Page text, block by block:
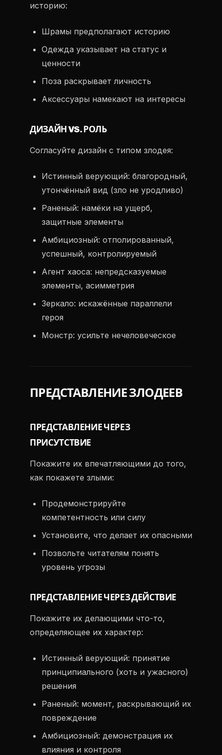
историю:
Шрамы предполагают историю
Одежда указывает на статус и
ценности
Поза раскрывает личность
Аксессуары намекают на интересы
ДИЗАЙН VS. РОЛЬ
Согласуйте дизайн с типом злодея:
Истинный верующий: благородный,
утончённый вид (зло не уродливо)
Раненый: намёки на ущерб,
защитные элементы
Амбициозный: отполированный,
успешный, контролируемый
Агент хаоса: непредсказуемые
элементы, асимметрия
Зеркало: искажённые параллели
героя
Монстр: усильте нечеловеческое
ПРЕДСТАВЛЕНИЕ ЗЛОДЕЕВ
ПРЕДСТАВЛЕНИЕ ЧЕРЕЗ
ПРИСУТСТВИЕ
Покажите их впечатляющими до того,
как покажете злыми:
Продемонстрируйте
компетентность или силу
Установите, что делает их опасными
Позвольте читателям понять
уровень угрозы
ПРЕДСТАВЛЕНИЕ ЧЕРЕЗ ДЕЙСТВИЕ
Покажите их делающими что-то,
определяющее их характер:
Истинный верующий: принятие
принципиального (хоть и ужасного)
решения
Раненый: момент, раскрывающий их
повреждение
Амбициозный: демонстрация их
влияния и контроля